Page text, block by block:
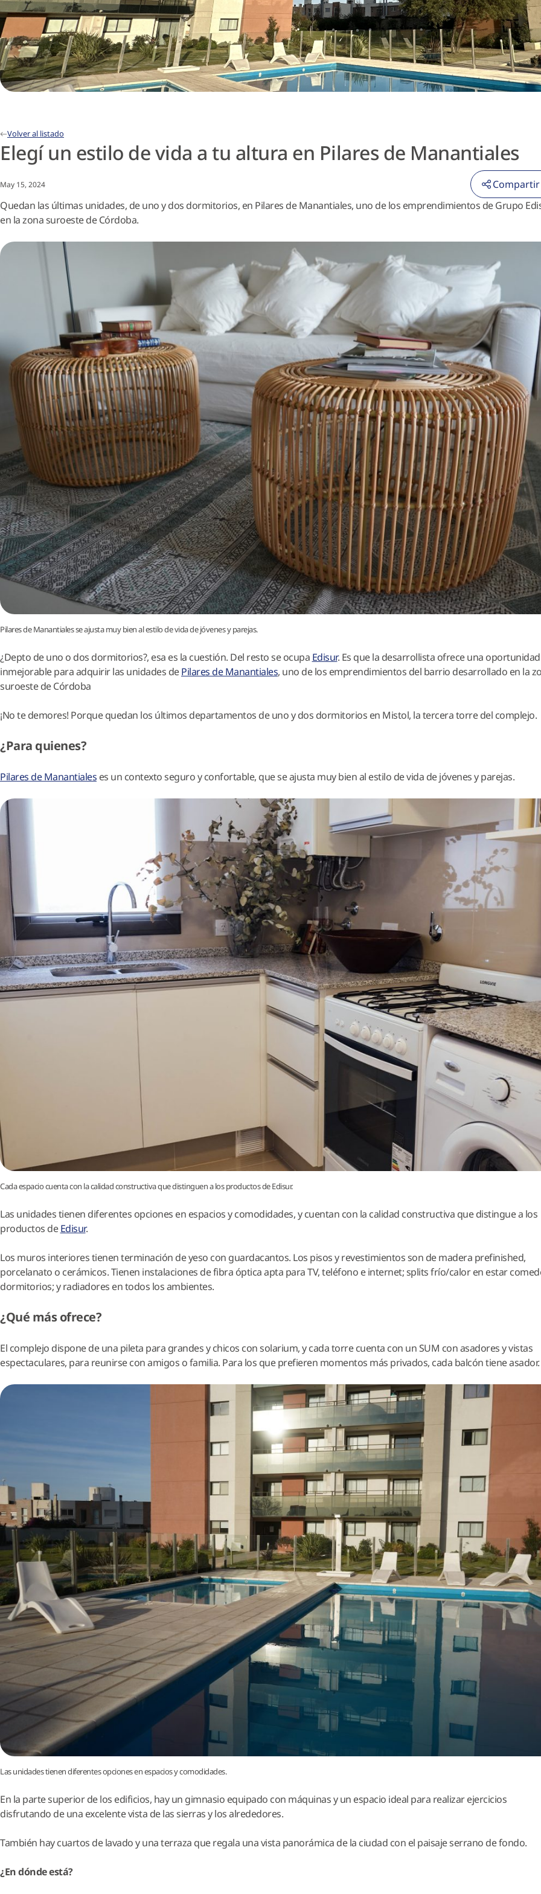
Volver al listado
Elegí un estilo de vida a tu altura en Pilares de Manantiales
May 15, 2024
Compartir
Quedan las últimas unidades, de uno y dos dormitorios, en Pilares de Manantiales, uno de los emprendimientos de Grupo
en la zona suroeste de Córdoba.
Pilares de Manantiales se ajusta muy bien al estilo de vida de jóvenes y parejas.
¿Depto de uno o dos dormitorios?, esa es la cuestión. Del resto se ocupa Edisur. Es que la desarrollista ofrece una oportunidad
inmejorable para adquirir las unidades dePilares de Manantiales, uno de los emprendimientos del barrio desarrollado en la
suroeste de Córdoba
¡No te demores! Porque quedan los últimos departamentos de uno y dos dormitorios en Mistol, la tercera torre del complejo.
¿Para quienes?
Pilares de Manantiales es un contexto seguro y confortable, que se ajusta muy bien al estilo de vida de jóvenes y parejas.
Cada espacio cuenta con la calidad constructiva que distinguen a los productos de Edisur.
Las unidades tienen diferentes opciones en espacios y comodidades, y cuentan con la calidad constructiva que distingue a los
productos deEdisur.
Los muros interiores tienen terminación de yeso con guardacantos. Los pisos y revestimientos son de madera prefinished,
porcelanato o cerámicos. Tienen instalaciones de fibra óptica apta para TV, teléfono e internet; splits frío/calor en estar
dormitorios; y radiadores en todos los ambientes.
¿Qué más ofrece?
El complejo dispone de una pileta para grandes y chicos con solarium, y cada torre cuenta con un SUM con asadores y vistas
espectaculares, para reunirse con amigos o familia. Para los que prefieren momentos más privados, cada balcón tiene asador.
Las unidades tienen diferentes opciones en espacios y comodidades.
En la parte superior de los edificios, hay un gimnasio equipado con máquinas y un espacio ideal para realizar ejercicios
disfrutando de una excelente vista de las sierras y los alrededores.
También hay cuartos de lavado y una terraza que regala una vista panorámica de la ciudad con el paisaje serrano de fondo.
¿En dónde está?